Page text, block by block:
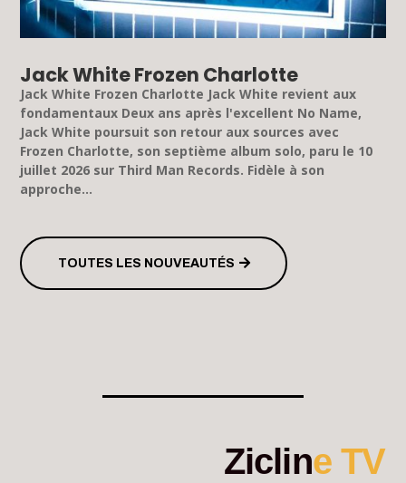
Jack White Frozen Charlotte
Jack White Frozen Charlotte Jack White revient aux
fondamentaux Deux ans après l'excellent No Name,
Jack White poursuit son retour aux sources avec
Frozen Charlotte, son septième album solo, paru le 10
juillet 2026 sur Third Man Records. Fidèle à son
approche...
TOUTES LES NOUVEAUTÉS
Zicline TV